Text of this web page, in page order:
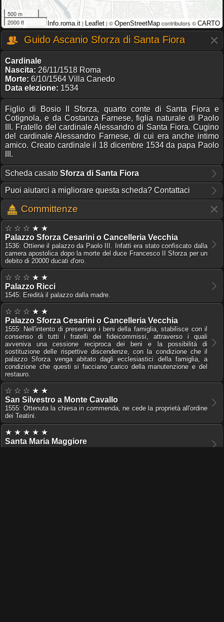
500 m
2000 ft
Info.roma.it | Leaflet | © OpenStreetMap contributors © CARTO
Guido Ascanio Sforza di Santa Fiora
Cardinale
Nascita: 26/11/1518 Roma
Morte: 6/10/1564 Villa Canedo
Data elezione: 1534
Figlio di Bosio II Sforza, quarto conte di Santa Fiora e
Cotignola, e da Costanza Farnese, figlia naturale di Paolo
III. Fratello del cardinale Alessandro di Santa Fiora. Cugino
del cardinale Alessandro Farnese, di cui era anche intimo
amico. Creato cardinale il 18 dicembre 1534 da papa Paolo
III.
Scheda casato Sforza di Santa Fiora
Puoi aiutarci a migliorare questa scheda? Contattaci
Committenze
☆ ☆ ☆ ★ ★
Palazzo Sforza Cesarini o Cancelleria Vecchia
1536: Ottiene il palazzo da Paolo III. Infatti era stato confiscato dalla
camera apostolica dopo la morte del duce Francesco II Sforza per un
debito di 20000 ducati d'oro.
☆ ☆ ☆ ★ ★
Palazzo Ricci
1545: Eredità il palazzo dalla madre.
☆ ☆ ☆ ★ ★
Palazzo Sforza Cesarini o Cancelleria Vecchia
1555: Nell'intento di preservare i beni della famiglia, stabilisce con il
consenso di tutti i fratelli dei fideicommissi, attraverso i quali
avveniva una cessione reciproca dei beni e la possibilità di
sostituzione delle rispettive discendenze, con la condizione che il
palazzo Sforza venga abitato dagli ecclesiastici della famiglia, a
condizione che questi si facciano carico della manutenzione e del
restauro.
☆ ☆ ☆ ★ ★
San Silvestro a Monte Cavallo
1555: Ottenuta la chiesa in commenda, ne cede la proprietà all'ordine
dei Teatini.
★ ★ ★ ★ ★
Santa Maria Maggiore